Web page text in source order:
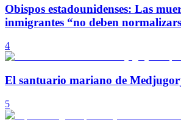
Obispos estadounidenses: Las
inmigrantes “no deben
4
El santuario mariano de
5